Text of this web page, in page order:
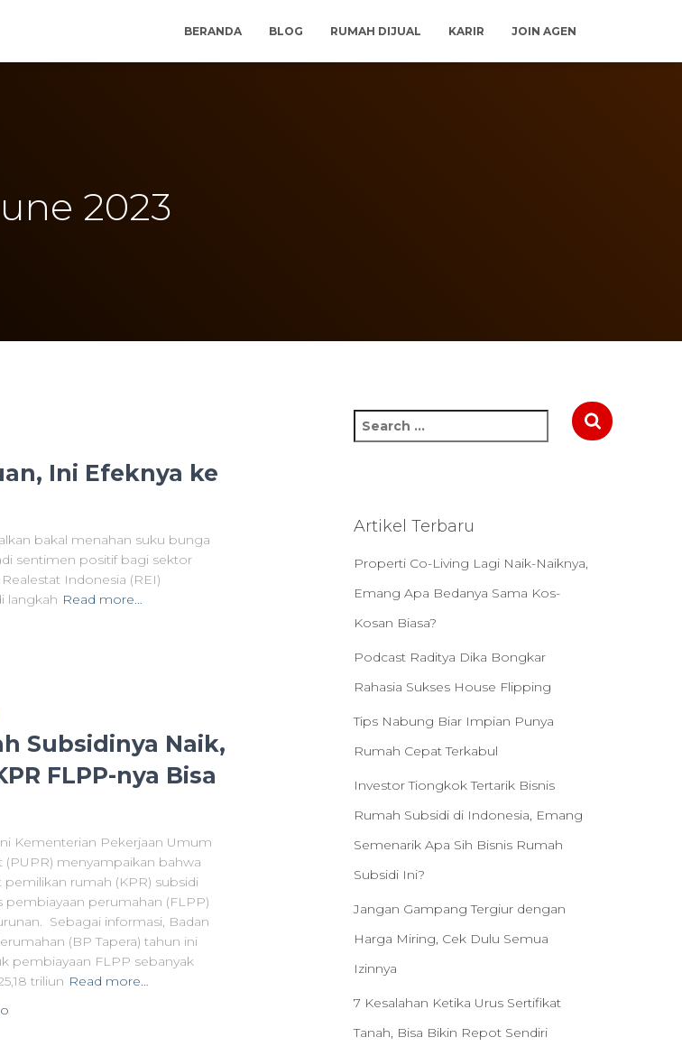
BERANDA BLOG RUMAH DIJUAL KARIR JOIN AGEN
2023
Ini Efeknya ke
bakal menahan suku bunga
sentimen positif bagi sektor
Indonesia (REI)
langkah Read more…
Subsidinya Naik,
FLPP-nya Bisa
Kementerian Pekerjaan Umum
(PUPR) menyampaikan bahwa
rumah (KPR) subsidi
pembiayaan perumahan (FLPP)
Sebagai informasi, Badan
(BP Tapera) tahun ini
pembiayaan FLPP sebanyak
triliun Read more…
e
h
o
:
Artikel Terbaru
Properti Co-Living Lagi Naik-Naiknya,
Emang Apa Bedanya Sama Kos-
Kosan Biasa?
Podcast Raditya Dika Bongkar
Rahasia Sukses House Flipping
Tips Nabung Biar Impian Punya
Rumah Cepat Terkabul
Investor Tiongkok Tertarik Bisnis
Rumah Subsidi di Indonesia, Emang
Semenarik Apa Sih Bisnis Rumah
Subsidi Ini?
Jangan Gampang Tergiur dengan
Harga Miring, Cek Dulu Semua
Izinnya
7 Kesalahan Ketika Urus Sertifikat
Tanah, Bisa Bikin Repot Sendiri